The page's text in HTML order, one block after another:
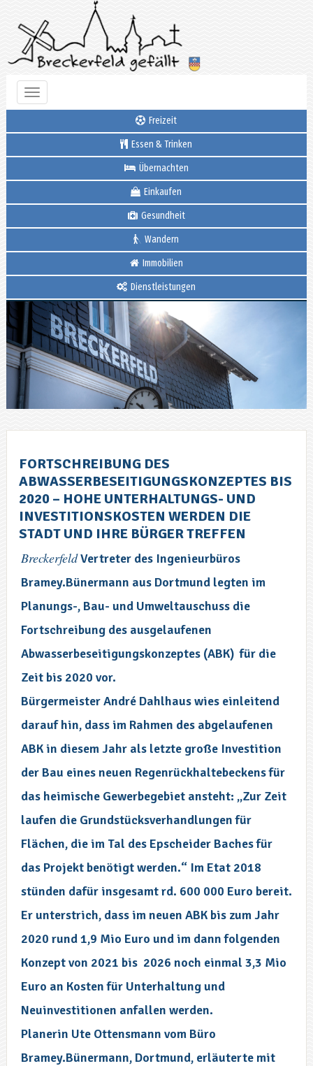
Toggle
navigation
Freizeit
Essen & Trinken
Übernachten
Einkaufen
Gesundheit
Wandern
Immobilien
Dienstleistungen
FORTSCHREIBUNG DES
ABWASSERBESEITIGUNGSKONZEPTES BIS
2020 – HOHE UNTERHALTUNGS- UND
INVESTITIONSKOSTEN WERDEN DIE
STADT UND IHRE BÜRGER TREFFEN
BreckerfeldVertreter des Ingenieurbüros
Bramey.Bünermann aus Dortmund legten im
Planungs-, Bau- und Umweltauschuss die
Fortschreibung des ausgelaufenen
Abwasserbeseitigungskonzeptes (ABK) für die
Zeit bis 2020 vor.
Bürgermeister André Dahlhaus wies einleitend
darauf hin, dass im Rahmen des abgelaufenen
ABK in diesem Jahr als letzte große Investition
der Bau eines neuen Regenrückhaltebeckens für
das heimische Gewerbegebiet ansteht: „Zur Zeit
laufen die Grundstücksverhandlungen für
Flächen, die im Tal des Epscheider Baches für
das Projekt benötigt werden.“ Im Etat 2018
stünden dafür insgesamt rd. 600 000 Euro bereit.
Er unterstrich, dass im neuen ABK bis zum Jahr
2020 rund 1,9 Mio Euro und im dann folgenden
Konzept von 2021 bis 2026 noch einmal 3,3 Mio
Euro an Kosten für Unterhaltung und
Neuinvestitionen anfallen werden.
Planerin Ute Ottensmann vom Büro
Bramey.Bünermann, Dortmund, erläuterte mit